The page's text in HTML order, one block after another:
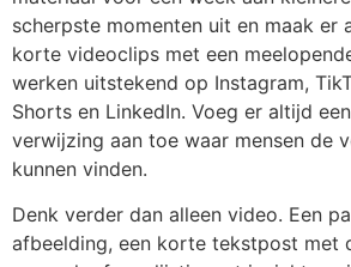
scherpste momenten uit en maak er
korte videoclips met een
werken uitstekend op Instagram,
Shorts en LinkedIn. Voeg er altijd
verwijzing aan toe waar mensen de
kunnen vinden.
Denk verder dan alleen video. Een
afbeelding, een korte tekstpost met